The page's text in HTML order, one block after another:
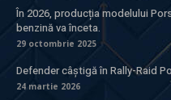
În 2026, producția modelului
benzină va înceta.
29 octombrie 2025
Defender câștigă în Rally-Raid
24 martie 2026